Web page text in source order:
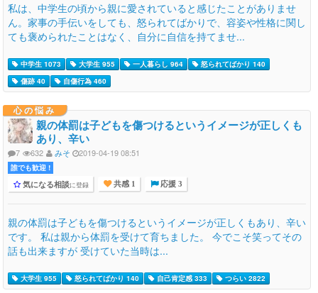
私は、中学生の頃から親に愛されていると感じたことがありませ
ん。家事の手伝いをしても、怒られてばかりで、容姿や性格に関し
ても褒められたことはなく、自分に自信を持てませ...
中学生 1073 大学生 955 一人暮らし 964
怒られてばかり 140
傷跡 40
自傷行為 460
心の悩み
親の体罰は子どもを傷つけるというイメージが正しくも
あり、辛い
7 632 みそ 2019-04-19 08:51
誰でも歓迎 !
気になる相談に登録 共感 1 応援 3
親の体罰は子どもを傷つけるというイメージが正しくもあり、辛い
です。 私は親から体罰を受けて育ちました。 今でこそ笑ってその
話も出来ますが 受けていた当時は...
大学生 955 怒られてばかり 140 自己肯定感 333 つらい 2822